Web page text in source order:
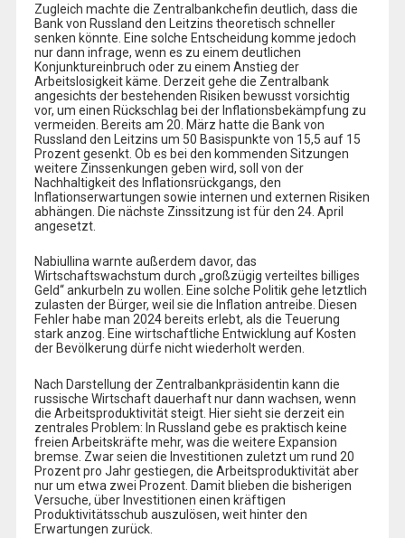
Zugleich machte die Zentralbankchefin deutlich, dass die
Bank von Russland den Leitzins theoretisch schneller
senken könnte. Eine solche Entscheidung komme jedoch
nur dann infrage, wenn es zu einem deutlichen
Konjunktureinbruch oder zu einem Anstieg der
Arbeitslosigkeit käme. Derzeit gehe die Zentralbank
angesichts der bestehenden Risiken bewusst vorsichtig
vor, um einen Rückschlag bei der Inflationsbekämpfung zu
vermeiden. Bereits am 20. März hatte die Bank von
Russland den Leitzins um 50 Basispunkte von 15,5 auf 15
Prozent gesenkt. Ob es bei den kommenden Sitzungen
weitere Zinssenkungen geben wird, soll von der
Nachhaltigkeit des Inflationsrückgangs, den
Inflationserwartungen sowie internen und externen Risiken
abhängen. Die nächste Zinssitzung ist für den 24. April
angesetzt.
Nabiullina warnte außerdem davor, das
Wirtschaftswachstum durch „großzügig verteiltes billiges
Geld“ ankurbeln zu wollen. Eine solche Politik gehe letztlich
zulasten der Bürger, weil sie die Inflation antreibe. Diesen
Fehler habe man 2024 bereits erlebt, als die Teuerung
stark anzog. Eine wirtschaftliche Entwicklung auf Kosten
der Bevölkerung dürfe nicht wiederholt werden.
Nach Darstellung der Zentralbankpräsidentin kann die
russische Wirtschaft dauerhaft nur dann wachsen, wenn
die Arbeitsproduktivität steigt. Hier sieht sie derzeit ein
zentrales Problem: In Russland gebe es praktisch keine
freien Arbeitskräfte mehr, was die weitere Expansion
bremse. Zwar seien die Investitionen zuletzt um rund 20
Prozent pro Jahr gestiegen, die Arbeitsproduktivität aber
nur um etwa zwei Prozent. Damit blieben die bisherigen
Versuche, über Investitionen einen kräftigen
Produktivitätsschub auszulösen, weit hinter den
Erwartungen zurück.